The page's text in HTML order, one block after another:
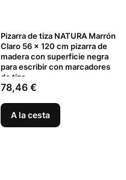
Pizarra de tiza NATURA Marrón
Claro 56 x 120 cm pizarra de
madera con superficie negra
para escribir con marcadores
de tiza
Precio
78,46 €
A la cesta